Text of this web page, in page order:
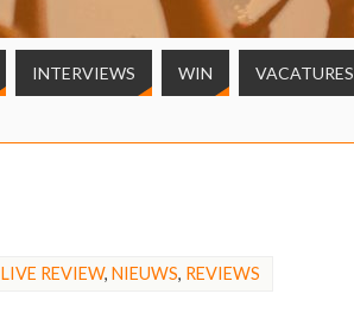
INTERVIEWS WIN VACATURES
LIVE REVIEW, NIEUWS, REVIEWS